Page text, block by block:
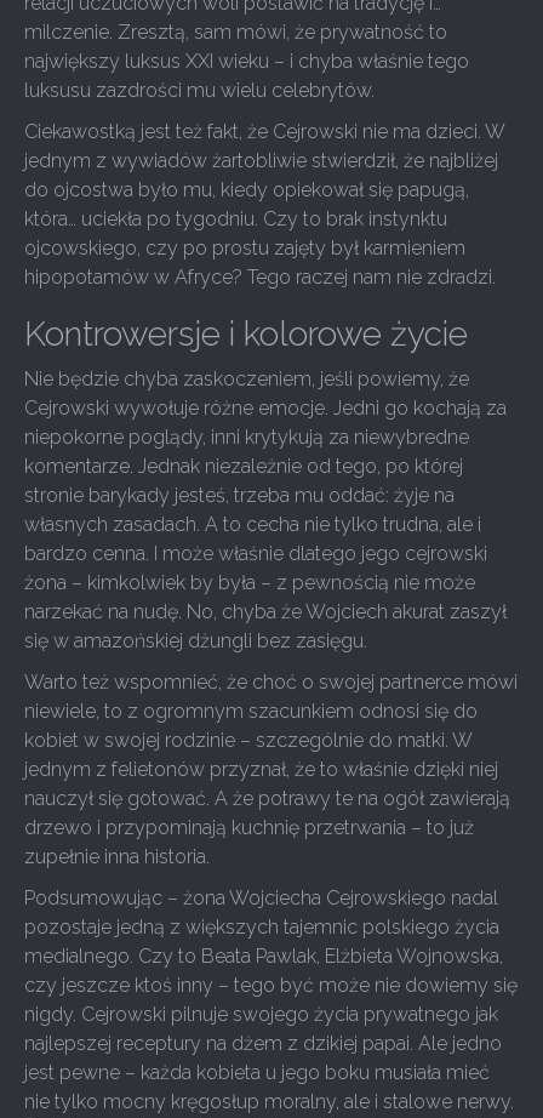
milczenie. Zresztą, sam mówi, że prywatność to
największy luksus XXI wieku – i chyba właśnie tego
luksusu zazdrości mu wielu celebrytów.
Ciekawostką jest też fakt, że Cejrowski nie ma dzieci. W
jednym z wywiadów żartobliwie stwierdził, że najbliżej
do ojcostwa było mu, kiedy opiekował się papugą,
która… uciekła po tygodniu. Czy to brak instynktu
ojcowskiego, czy po prostu zajęty był karmieniem
hipopotamów w Afryce? Tego raczej nam nie zdradzi.
Kontrowersje i kolorowe życie
Nie będzie chyba zaskoczeniem, jeśli powiemy, że
Cejrowski wywołuje różne emocje. Jedni go kochają za
niepokorne poglądy, inni krytykują za niewybredne
komentarze. Jednak niezależnie od tego, po której
stronie barykady jesteś, trzeba mu oddać: żyje na
własnych zasadach. A to cecha nie tylko trudna, ale i
bardzo cenna. I może właśnie dlatego jego cejrowski
żona – kimkolwiek by była – z pewnością nie może
narzekać na nudę. No, chyba że Wojciech akurat zaszył
się w amazońskiej dżungli bez zasięgu.
Warto też wspomnieć, że choć o swojej partnerce mówi
niewiele, to z ogromnym szacunkiem odnosi się do
kobiet w swojej rodzinie – szczególnie do matki. W
jednym z felietonów przyznał, że to właśnie dzięki niej
nauczył się gotować. A że potrawy te na ogół zawierają
drzewo i przypominają kuchnię przetrwania – to już
zupełnie inna historia.
Podsumowując – żona Wojciecha Cejrowskiego nadal
pozostaje jedną z większych tajemnic polskiego życia
medialnego. Czy to Beata Pawlak, Elżbieta Wojnowska,
czy jeszcze ktoś inny – tego być może nie dowiemy się
nigdy. Cejrowski pilnuje swojego życia prywatnego jak
najlepszej receptury na dżem z dzikiej papai. Ale jedno
jest pewne – każda kobieta u jego boku musiała mieć
nie tylko mocny kręgosłup moralny, ale i stalowe nerwy.